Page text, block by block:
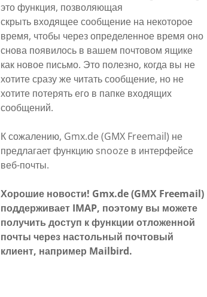
это функция, позволяющая
скрыть входящее сообщение на некоторое
время, чтобы через определенное время оно
снова появилось в вашем почтовом ящике
как новое письмо. Это полезно, когда вы не
хотите сразу же читать сообщение, но не
хотите потерять его в папке входящих
сообщений.
К сожалению, Gmx.de (GMX Freemail) не
предлагает функцию snooze в интерфейсе
веб-почты.
Хорошие новости! Gmx.de (GMX Freemail)
поддерживает IMAP, поэтому вы можете
получить доступ к функции отложенной
почты через настольный почтовый
клиент, например Mailbird.